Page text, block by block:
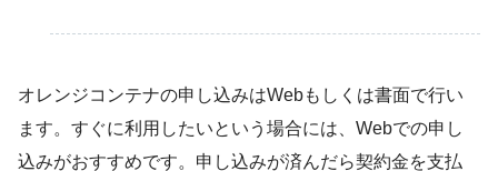
オレンジコンテナの申し込みはWebもしくは書面で行い
ます。すぐに利用したいという場合には、Webでの申し
込みがおすすめです。申し込みが済んだら契約金を支払